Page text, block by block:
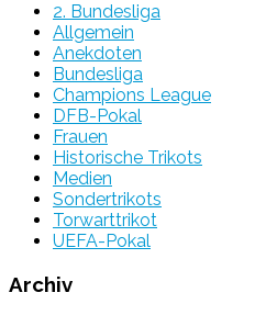
2. Bundesliga
Allgemein
Anekdoten
Bundesliga
Champions League
DFB-Pokal
Frauen
Historische Trikots
Medien
Sondertrikots
Torwarttrikot
UEFA-Pokal
Archiv